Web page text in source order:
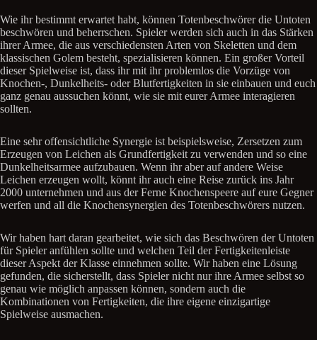
Wie ihr bestimmt erwartet habt, können Totenbeschwörer die Untoten
beschwören und beherrschen. Spieler werden sich auch in das Stärken
ihrer Armee, die aus verschiedensten Arten von Skeletten und dem
klassischen Golem besteht, spezialisieren können. Ein großer Vorteil
dieser Spielweise ist, dass ihr mit ihr problemlos die Vorzüge von
Knochen-, Dunkelheits- oder Blutfertigkeiten in sie einbauen und euch
ganz genau aussuchen könnt, wie sie mit eurer Armee interagieren
sollten.
Eine sehr offensichtliche Synergie ist beispielsweise, Zersetzen zum
Erzeugen von Leichen als Grundfertigkeit zu verwenden und so eine
Dunkelheitsarmee aufzubauen. Wenn ihr aber auf andere Weise
Leichen erzeugen wollt, könnt ihr auch eine Reise zurück ins Jahr
2000 unternehmen und aus der Ferne Knochenspeere auf eure Gegner
werfen und all die Knochensynergien des Totenbeschwörers nutzen.
Wir haben hart daran gearbeitet, wie sich das Beschwören der Untoten
für Spieler anfühlen sollte und welchen Teil der Fertigkeitenleiste
dieser Aspekt der Klasse einnehmen sollte. Wir haben eine Lösung
gefunden, die sicherstellt, dass Spieler nicht nur ihre Armee selbst so
genau wie möglich anpassen können, sondern auch die
Kombinationen von Fertigkeiten, die ihre eigene einzigartige
Spielweise ausmachen.